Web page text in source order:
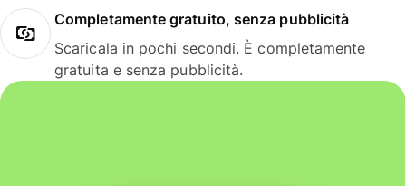
Completamente gratuito, senza pubblicità
Scaricala in pochi secondi. È completamente
gratuita e senza pubblicità.